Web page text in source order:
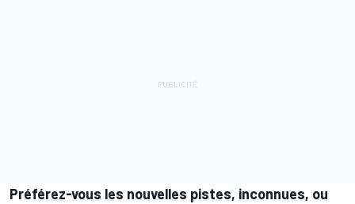
Préférez-vous les nouvelles pistes, inconnues, ou